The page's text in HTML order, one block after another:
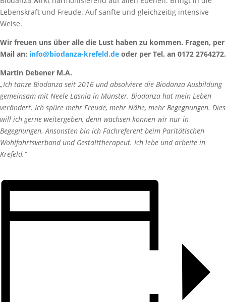
Lebenskraft und Freude. Auf sanfte und gleichzeitig intensive
Weise.
Wir freuen uns über alle die Lust haben zu kommen. Fragen, per
Mail an: info@biodanza-krefeld.de oder per Tel. an 0172 2764272.
Martin Debener M.A.
„Ich tanze Biodanza seit 2016 und absolviere die Biodanza Ausbildung
gemeinsam mit Neele Lasnia in Münster. Biodanza hat mein Leben
verändert. Ich spüre mehr Freude, mehr Nähe, mehr Begegnungen. Dies
will ich gerne weitergeben, denn wachsen können wir nur in
Begegnungen. Ansonsten bin ich Fachreferent beim Paritätischen
Wohlfahrtsverband und Gestalttherapeut. Ich lebe und arbeite in
Krefeld.“